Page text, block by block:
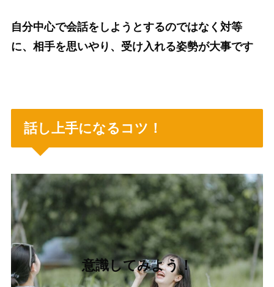
自分中心で会話をしようとするのではなく対等
に、相手を思いやり、受け入れる姿勢が大事です
話し上手になるコツ！
意識してみよう！